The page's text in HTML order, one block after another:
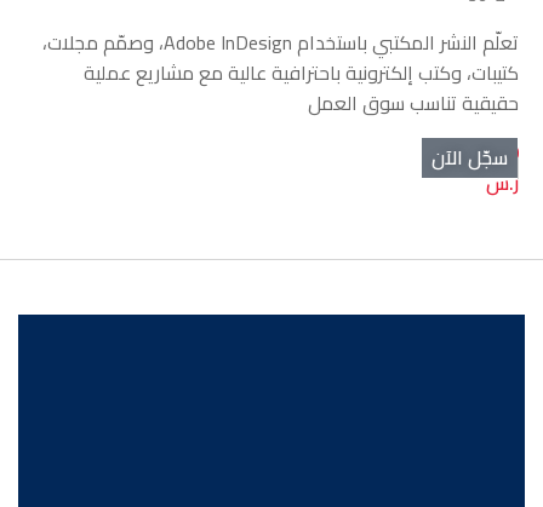
تعلّم النشر المكتبي باستخدام Adobe InDesign، وصمّم مجلات،
كتيبات، وكتب إلكترونية باحترافية عالية مع مشاريع عملية
حقيقية تناسب سوق العمل
499.00
ر.س
سجّل الآن